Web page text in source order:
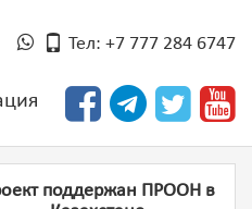
Тел: +7 777 284 6747
поддержан ПРООН в